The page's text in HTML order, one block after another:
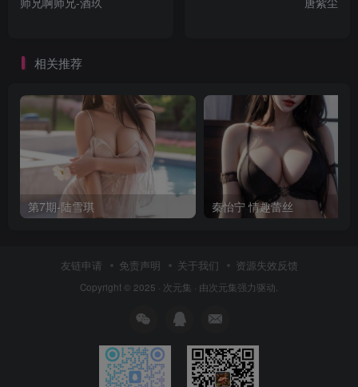
相关推荐
第7期-陆雪琪 秦怡宁 情趣蕾丝
友链申请 免责声明 关于我们 资源失效反馈
Copyright © 2025 · 次元集 · 由次元集强力驱动.